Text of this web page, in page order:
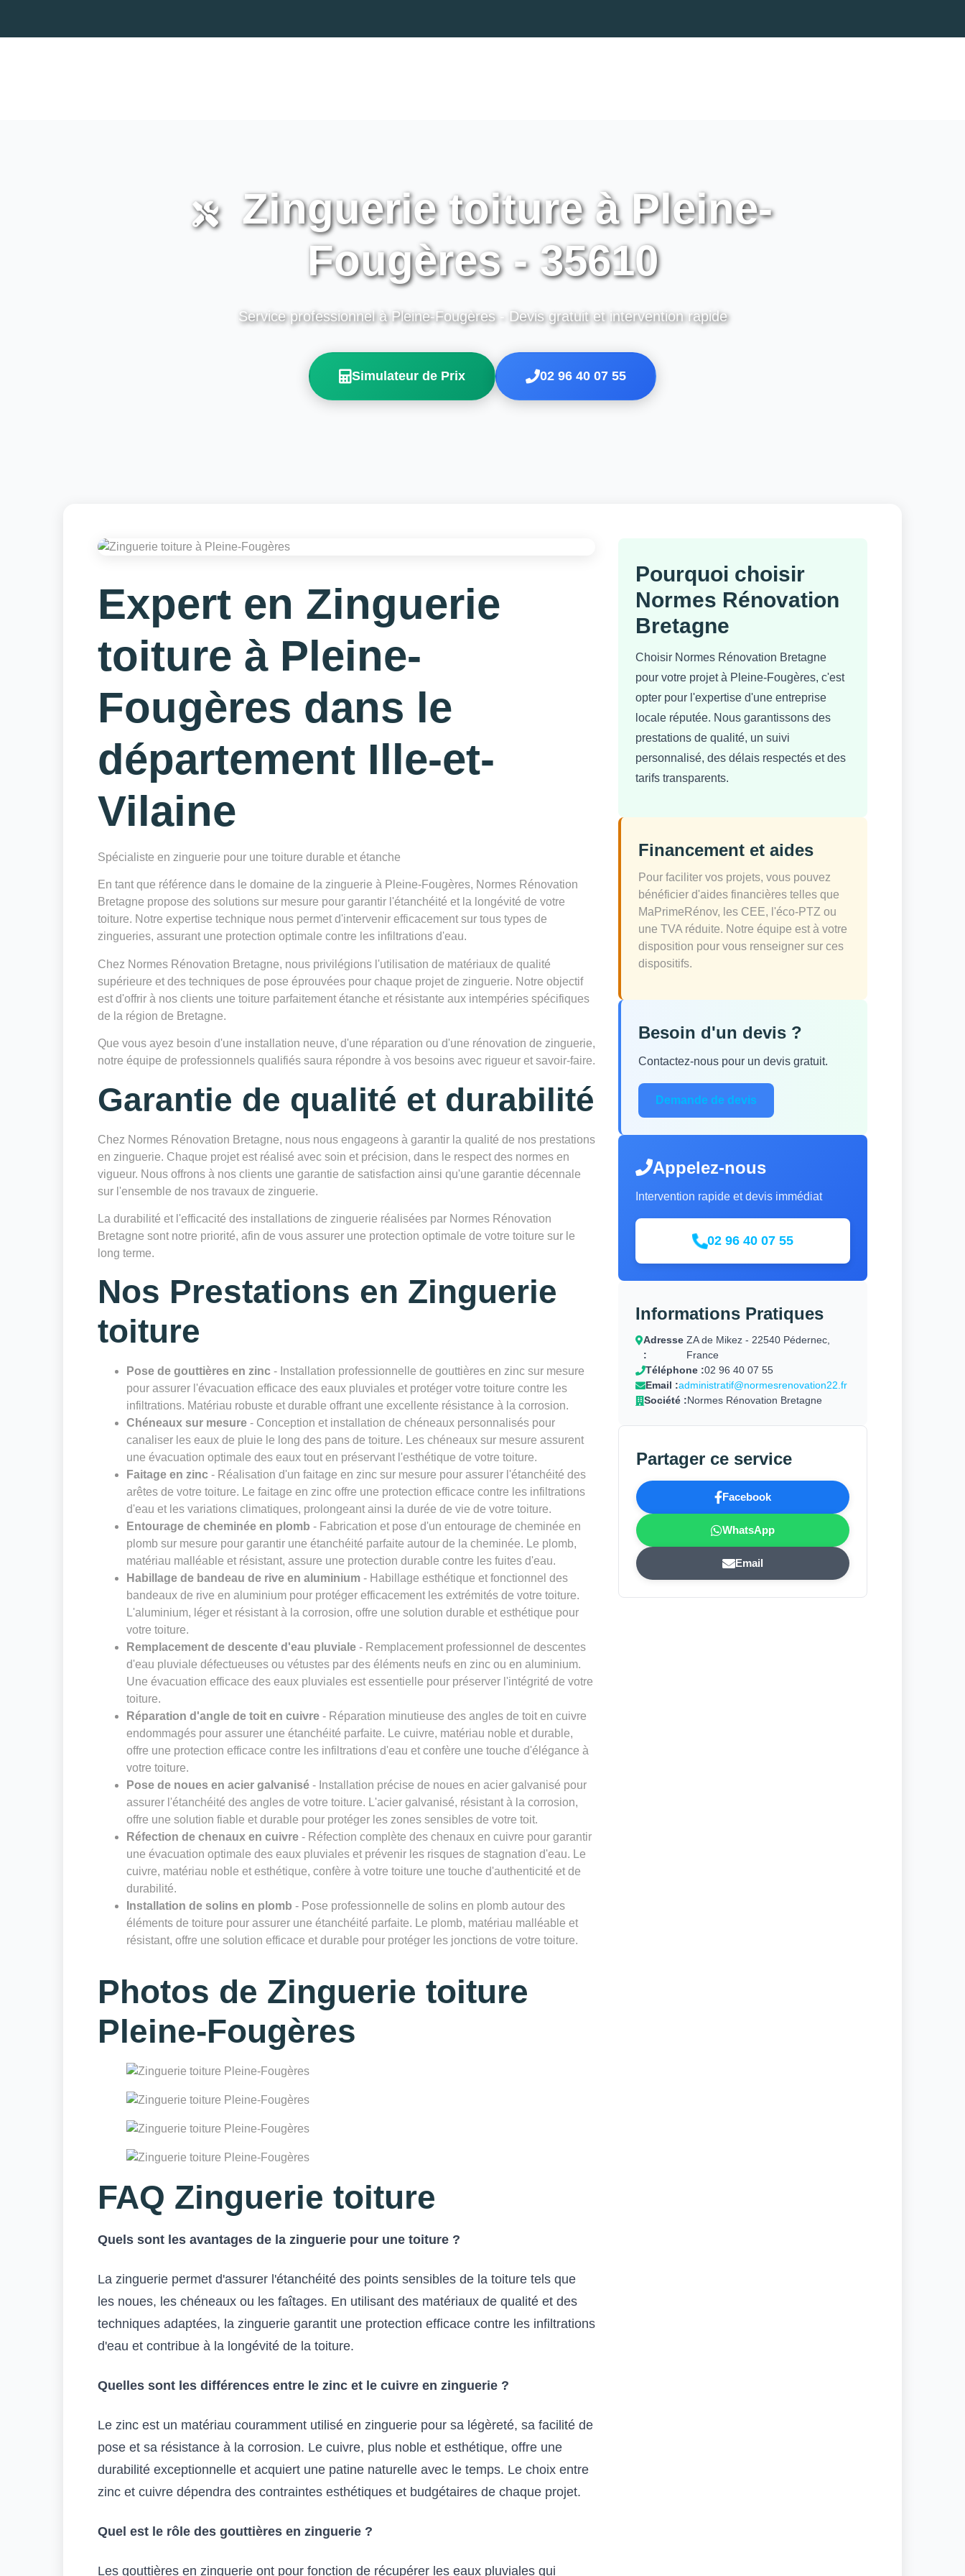
Zinguerie toiture à Pleine-
Fougères - 35610
Service professionnel à Pleine-Fougères - Devis gratuit et intervention rapide
Simulateur de Prix 02 96 40 07 55
Expert en Zinguerie
toiture à Pleine-
Fougères dans le
département Ille-et-
Vilaine
Spécialiste en zinguerie pour une toiture durable et étanche
En tant que référence dans le domaine de la zinguerie à Pleine-Fougères, Normes Rénovation
Bretagne propose des solutions sur mesure pour garantir l'étanchéité et la longévité de votre
toiture. Notre expertise technique nous permet d'intervenir efficacement sur tous types de
zingueries, assurant une protection optimale contre les infiltrations d'eau.
Chez Normes Rénovation Bretagne, nous privilégions l'utilisation de matériaux de qualité
supérieure et des techniques de pose éprouvées pour chaque projet de zinguerie. Notre objectif
est d'offrir à nos clients une toiture parfaitement étanche et résistante aux intempéries spécifiques
de la région de Bretagne.
Que vous ayez besoin d'une installation neuve, d'une réparation ou d'une rénovation de zinguerie,
notre équipe de professionnels qualifiés saura répondre à vos besoins avec rigueur et savoir-faire.
Garantie de qualité et durabilité
Chez Normes Rénovation Bretagne, nous nous engageons à garantir la qualité de nos prestations
en zinguerie. Chaque projet est réalisé avec soin et précision, dans le respect des normes en
vigueur. Nous offrons à nos clients une garantie de satisfaction ainsi qu'une garantie décennale
sur l'ensemble de nos travaux de zinguerie.
La durabilité et l'efficacité des installations de zinguerie réalisées par Normes Rénovation
Bretagne sont notre priorité, afin de vous assurer une protection optimale de votre toiture sur le
long terme.
Nos Prestations en Zinguerie
toiture
Pose de gouttières en zinc - Installation professionnelle de gouttières en zinc sur mesure
pour assurer l'évacuation efficace des eaux pluviales et protéger votre toiture contre les
infiltrations. Matériau robuste et durable offrant une excellente résistance à la corrosion.
Chéneaux sur mesure - Conception et installation de chéneaux personnalisés pour
canaliser les eaux de pluie le long des pans de toiture. Les chéneaux sur mesure assurent
une évacuation optimale des eaux tout en préservant l'esthétique de votre toiture.
Faitage en zinc - Réalisation d'un faitage en zinc sur mesure pour assurer l'étanchéité des
arêtes de votre toiture. Le faitage en zinc offre une protection efficace contre les infiltrations
d'eau et les variations climatiques, prolongeant ainsi la durée de vie de votre toiture.
Entourage de cheminée en plomb - Fabrication et pose d'un entourage de cheminée en
plomb sur mesure pour garantir une étanchéité parfaite autour de la cheminée. Le plomb,
matériau malléable et résistant, assure une protection durable contre les fuites d'eau.
Habillage de bandeau de rive en aluminium - Habillage esthétique et fonctionnel des
bandeaux de rive en aluminium pour protéger efficacement les extrémités de votre toiture.
L'aluminium, léger et résistant à la corrosion, offre une solution durable et esthétique pour
votre toiture.
Remplacement de descente d'eau pluviale - Remplacement professionnel de descentes
d'eau pluviale défectueuses ou vétustes par des éléments neufs en zinc ou en aluminium.
Une évacuation efficace des eaux pluviales est essentielle pour préserver l'intégrité de votre
toiture.
Réparation d'angle de toit en cuivre - Réparation minutieuse des angles de toit en cuivre
endommagés pour assurer une étanchéité parfaite. Le cuivre, matériau noble et durable,
offre une protection efficace contre les infiltrations d'eau et confère une touche d'élégance à
votre toiture.
Pose de noues en acier galvanisé - Installation précise de noues en acier galvanisé pour
assurer l'étanchéité des angles de votre toiture. L'acier galvanisé, résistant à la corrosion,
offre une solution fiable et durable pour protéger les zones sensibles de votre toit.
Réfection de chenaux en cuivre - Réfection complète des chenaux en cuivre pour garantir
une évacuation optimale des eaux pluviales et prévenir les risques de stagnation d'eau. Le
cuivre, matériau noble et esthétique, confère à votre toiture une touche d'authenticité et de
durabilité.
Installation de solins en plomb - Pose professionnelle de solins en plomb autour des
éléments de toiture pour assurer une étanchéité parfaite. Le plomb, matériau malléable et
résistant, offre une solution efficace et durable pour protéger les jonctions de votre toiture.
Photos de Zinguerie toiture
Pleine-Fougères
FAQ Zinguerie toiture
Quels sont les avantages de la zinguerie pour une toiture ?
La zinguerie permet d'assurer l'étanchéité des points sensibles de la toiture tels que
les noues, les chéneaux ou les faîtages. En utilisant des matériaux de qualité et des
techniques adaptées, la zinguerie garantit une protection efficace contre les infiltrations
d'eau et contribue à la longévité de la toiture.
Quelles sont les différences entre le zinc et le cuivre en zinguerie ?
Le zinc est un matériau couramment utilisé en zinguerie pour sa légèreté, sa facilité de
pose et sa résistance à la corrosion. Le cuivre, plus noble et esthétique, offre une
durabilité exceptionnelle et acquiert une patine naturelle avec le temps. Le choix entre
zinc et cuivre dépendra des contraintes esthétiques et budgétaires de chaque projet.
Quel est le rôle des gouttières en zinguerie ?
Les gouttières en zinguerie ont pour fonction de récupérer les eaux pluviales qui
Pourquoi choisir
Normes Rénovation
Bretagne
Choisir Normes Rénovation Bretagne
pour votre projet à Pleine-Fougères, c'est
opter pour l'expertise d'une entreprise
locale réputée. Nous garantissons des
prestations de qualité, un suivi
personnalisé, des délais respectés et des
tarifs transparents.
Financement et aides
Pour faciliter vos projets, vous pouvez
bénéficier d'aides financières telles que
MaPrimeRénov, les CEE, l'éco-PTZ ou
une TVA réduite. Notre équipe est à votre
disposition pour vous renseigner sur ces
dispositifs.
Besoin d'un devis ?
Contactez-nous pour un devis gratuit.
Demande de devis
Appelez-nous
Intervention rapide et devis immédiat
02 96 40 07 55
Informations Pratiques
Adresse
:
ZA de Mikez - 22540 Pédernec,
France
Téléphone :02 96 40 07 55
Email :administratif@normesrenovation22.fr
Société :Normes Rénovation Bretagne
Partager ce service
Facebook
WhatsApp
Email